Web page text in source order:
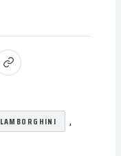
LAMBORGHINI ,